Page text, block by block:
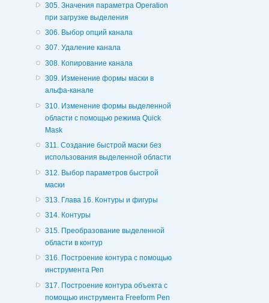
305. Значения параметра Operation
при загрузке выделения
306. Выбор опций канала
307. Удаление канала
308. Копирование канала
309. Изменение формы маски в
альфа-канале
310. Изменение формы выделенной
области с помощью режима Quick
Mask
311. Создание быстрой маски без
использования выделенной области
312. Выбор параметров быстрой
маски
313. Глава 16. Контуры и фигуры
314. Контуры
315. Преобразование выделенной
области в контур
316. Построение контура с помощью
инструмента Реп
317. Построение контура объекта с
помощью инструмента Freeform Pen